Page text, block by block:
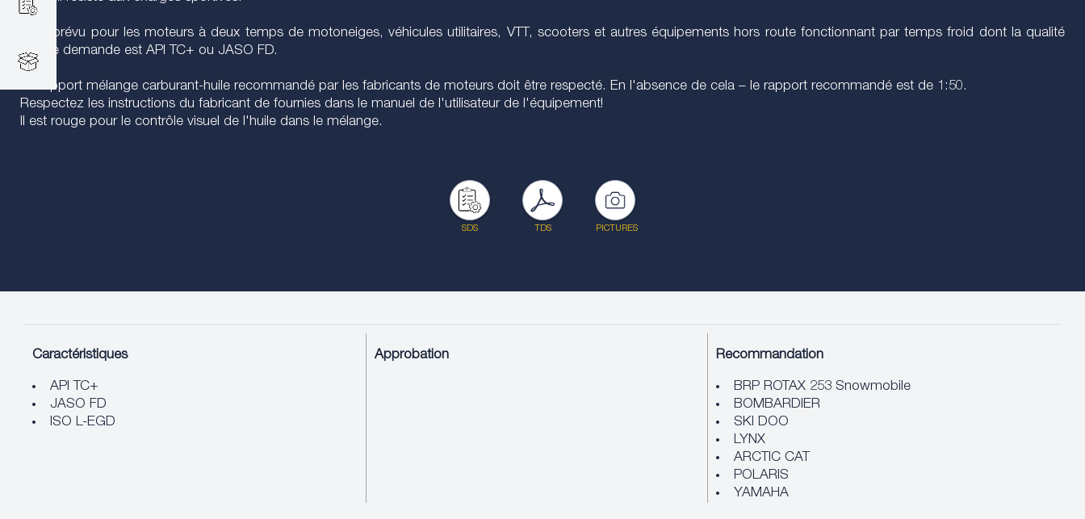
Il est prévu pour les moteurs à deux temps de motoneiges, véhicules utilitaires, VTT, scooters et autres équipements hors route fonctionnant par temps froid dont la qualité
d'huile demande est API TC+ ou JASO FD.
Le rapport mélange carburant-huile recommandé par les fabricants de moteurs doit être respecté. En l'absence de cela – le rapport recommandé est de 1:50.
Respectez les instructions du fabricant de fournies dans le manuel de l'utilisateur de l'équipement!
Il est rouge pour le contrôle visuel de l'huile dans le mélange.
SDS TDS PICTURES
Caractéristiques
API TC+
JASO FD
ISO L-EGD
Approbation Recommandation
BRP ROTAX 253 Snowmobile
BOMBARDIER
SKI DOO
LYNX
ARCTIC CAT
POLARIS
YAMAHA